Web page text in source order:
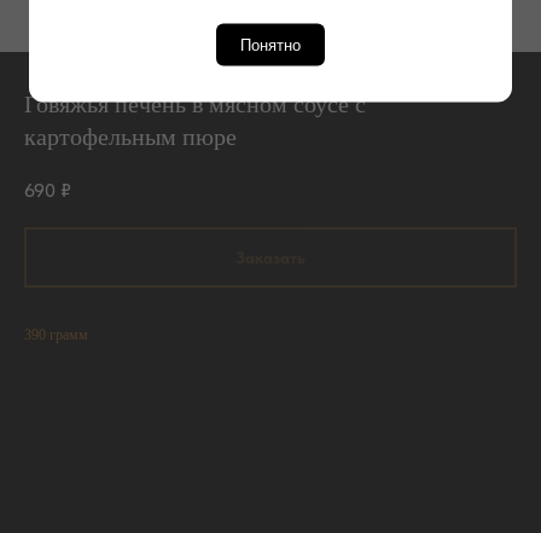
Говяжья печень в мясном соусе с
картофельным пюре
690 ₽
390 грамм
Понятно